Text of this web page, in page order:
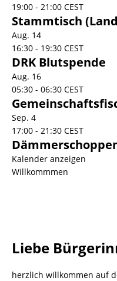
19:00 - 21:00 CEST
Stammtisch
Aug. 14
16:30 - 19:30 CEST
DRK Blutspende
Aug. 16
05:30 - 06:30 CEST
Sep. 4
17:00 - 21:30 CEST
Kalender anzeigen
Willkommmen
Liebe
herzlich willkommen auf